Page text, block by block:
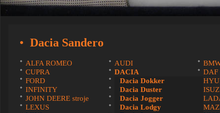
Dacia Sandero
ALFA ROMEO AUDI
CUPRA
DACIA
Dacia Dokker
Dacia Duster
Dacia Jogger
Dacia Lodgy
DAF
FORD
HONDA
INFINITY
IVECO
JOHN DEERE stroje
KIA
LEXUS
MAN